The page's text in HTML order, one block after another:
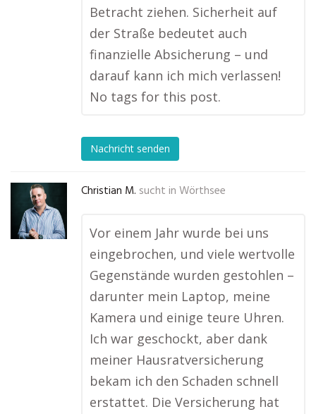
Betracht ziehen. Sicherheit auf
der Straße bedeutet auch
finanzielle Absicherung – und
darauf kann ich mich verlassen!
No tags for this post.
Nachricht senden
Christian M. sucht in Wörthsee
Vor einem Jahr wurde bei uns
eingebrochen, und viele wertvolle
Gegenstände wurden gestohlen –
darunter mein Laptop, meine
Kamera und einige teure Uhren.
Ich war geschockt, aber dank
meiner Hausratversicherung
bekam ich den Schaden schnell
erstattet. Die Versicherung hat